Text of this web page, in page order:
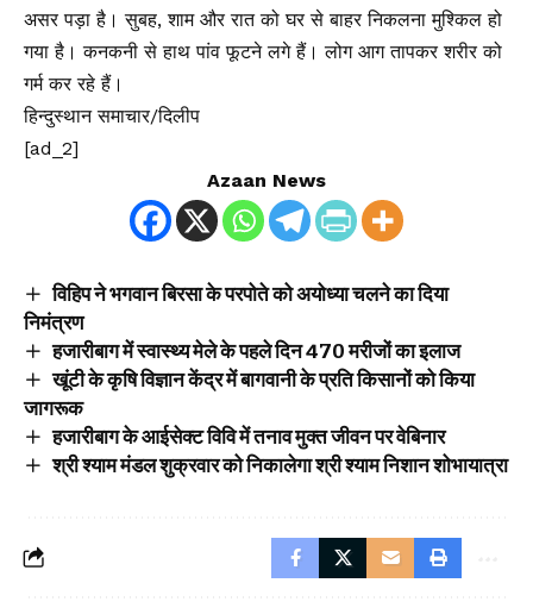
असर पड़ा है। सुबह, शाम और रात को घर से बाहर निकलना मुश्किल हो
गया है। कनकनी से हाथ पांव फूटने लगे हैं। लोग आग तापकर शरीर को
गर्म कर रहे हैं।
हिन्दुस्थान समाचार/दिलीप
[ad_2]
Azaan News
विहिप ने भगवान बिरसा के परपोते को अयोध्या चलने का दिया
निमंत्रण
हजारीबाग में स्वास्थ्य मेले के पहले दिन 470 मरीजों का इलाज
खूंटी के कृषि विज्ञान केंद्र में बागवानी के प्रति किसानों को किया
जागरूक
हजारीबाग के आईसेक्ट विवि में तनाव मुक्त जीवन पर वेबिनार
श्री श्याम मंडल शुक्रवार को निकालेगा श्री श्याम निशान शोभायात्रा